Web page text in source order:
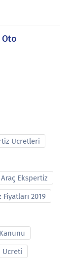
Oto
Ucretleri
Araç Ekspertiz
2019
Ucreti